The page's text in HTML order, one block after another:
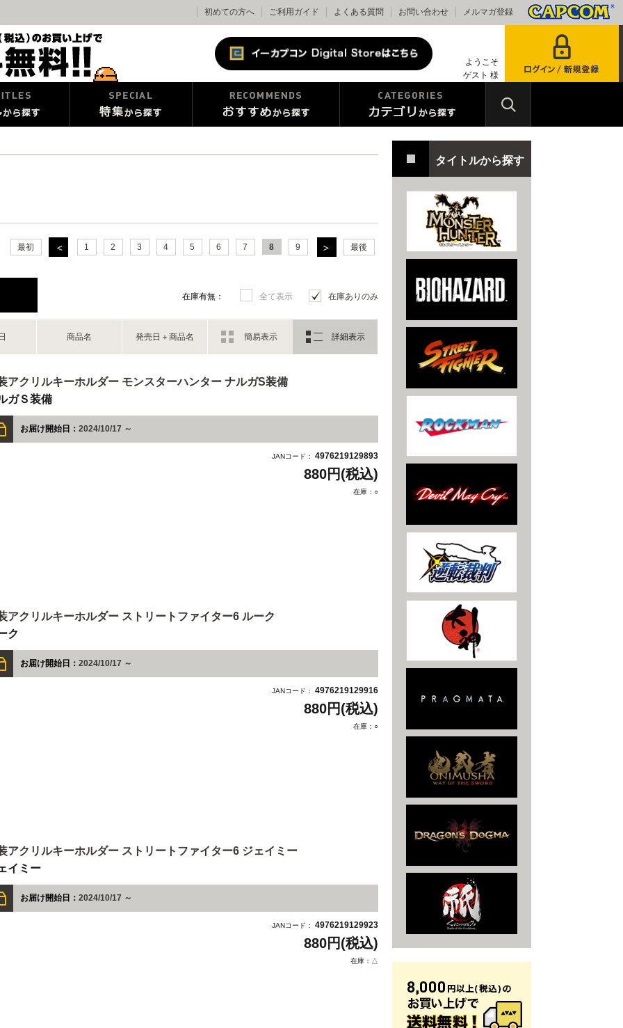
初めての方へ ご利用ガイド よくある質問 お問い合わせ メルマガ登録
ようこそ
ゲスト 様
最初 1 2 3 4 5 6 7 8 9 最後
在庫有無： 全て表示 在庫ありのみ
商品名 発売日＋商品名 簡易表示 詳細表示
アクリルキーホルダー モンスターハンター ナルガS装備
ガＳ装備
お届け開始日： 2024/10/17 ～
JANコード： 4976219129893
880円(税込)
在庫：○
アクリルキーホルダー ストリートファイター6 ルーク
ク
お届け開始日： 2024/10/17 ～
JANコード： 4976219129916
880円(税込)
在庫：○
アクリルキーホルダー ストリートファイター6 ジェイミー
イミー
お届け開始日： 2024/10/17 ～
JANコード： 4976219129923
880円(税込)
在庫：△
タイトルから探す